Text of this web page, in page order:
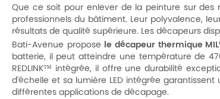
Que ce soit pour enlever de la peinture sur des
professionnels du bâtiment. Leur polyvalence,
résultats de qualité supérieure. Les décapeurs
Bati-Avenue propose le décapeur thermique
batterie, il peut atteindre une température de
REDLINK™ intégrée, il offre une durabilité
d'échelle et sa lumière LED intégrée
différentes applications de décapage.